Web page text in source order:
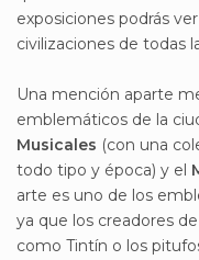
exposiciones podrás
civilizaciones de todas
Una mención aparte
emblemáticos de la
Musicales (con una
todo tipo y época) y el
arte es uno de los
ya que los creadores
como Tintín o los